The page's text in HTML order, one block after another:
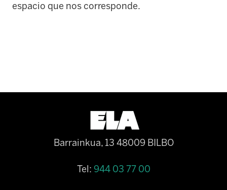
espacio que nos corresponde.
Barrainkua, 13 48009 BILBO
Tel: 944 03 77 00